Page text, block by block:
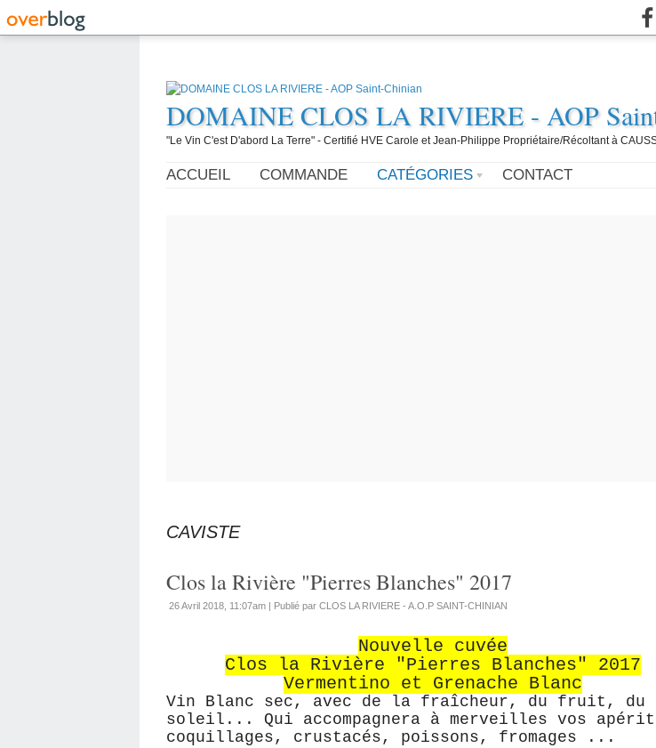
DOMAINE CLOS LA RIVIERE - AOP
"Le Vin C'est D'abord La Terre" - Certifié HVE Carole et Jean-Philippe Propriétaire/Récoltant à
ACCUEIL COMMANDE CATÉGORIES CONTACT
CAVISTE
Clos la Rivière "Pierres Blanches" 2017
26 Avril 2018, 11:07am | Publié par CLOS LA RIVIERE - A.O.P SAINT-CHINIAN
Nouvelle cuvée
Clos la Rivière "Pierres Blanches" 2017
Vermentino et Grenache Blanc
Vin Blanc sec, avec de la fraîcheur, du fruit, du
soleil... Qui accompagnera à merveilles vos
coquillages, crustacés, poissons, fromages ...